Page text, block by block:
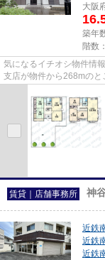
大阪
築年
階数
気になるイチオシ物件情
支店が物件から268mの
賃貸｜店舗事務所 神
近鉄
近鉄
近鉄